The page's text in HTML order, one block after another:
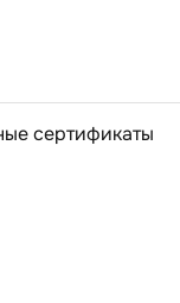
сертификаты